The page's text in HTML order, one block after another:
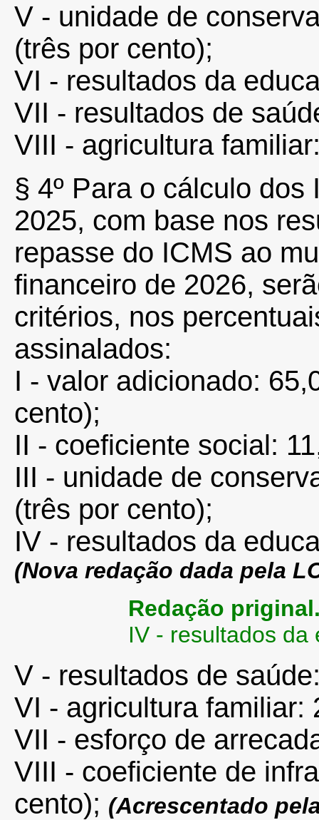
V - unidade de
(três por cento);
VI - resultados da
VII - resultados de
VIII - agricultura
§ 4º Para o cálculo dos
2025, com base nos
repasse do ICMS ao
financeiro de 2026,
critérios, nos
assinalados:
I - valor adicionado:
cento);
II - coeficiente social:
III - unidade de
(três por cento);
IV - resultados da
(Nova redação dada pela
Redação
IV - resultados da
V - resultados de
VI - agricultura familiar:
VII - esforço de
VIII - coeficiente de
cento); (Acrescentado